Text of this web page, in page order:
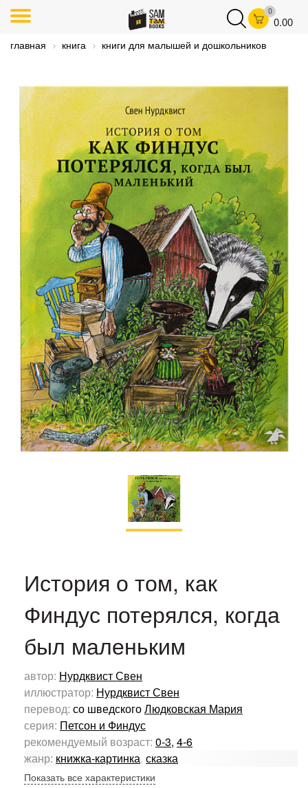
0
0.00
главная книга книги для малышей и дошкольников
История о том, как
Финдус потерялся, когда
был маленьким
автор: Нурдквист Свен
иллюстратор: Нурдквист Свен
перевод: со шведскогоЛюдковская Мария
серия: Петсон и Финдус
рекомендуемый возраст: 0-3, 4-6
жанр: книжка-картинка, сказка
Показать все характеристики